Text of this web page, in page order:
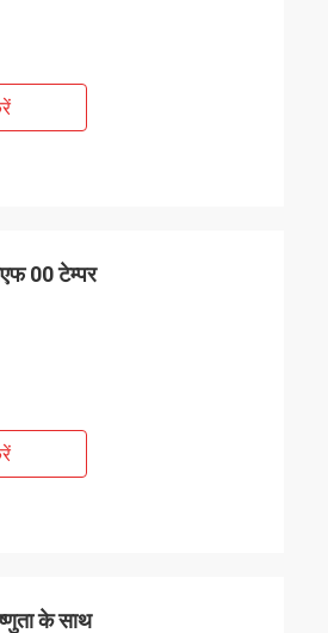
00 टेम्पर
के साथ